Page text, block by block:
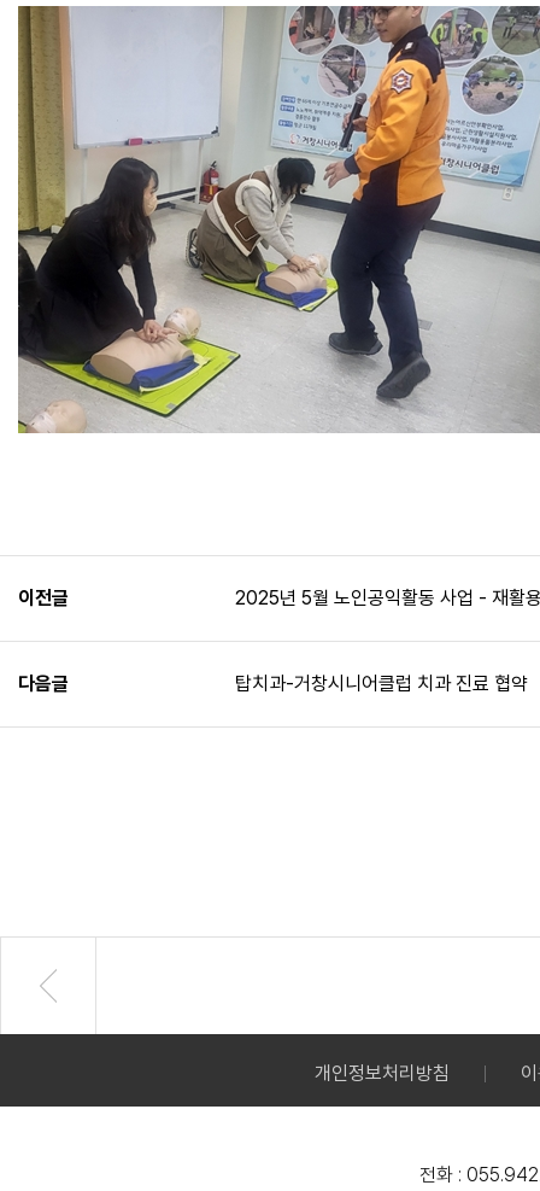
이전글 2025년 5월 노인공익활동 사업 - 재활
다음글 탑치과-거창시니어클럽 치과 진료 협약
개인정보처리방침
전화 :